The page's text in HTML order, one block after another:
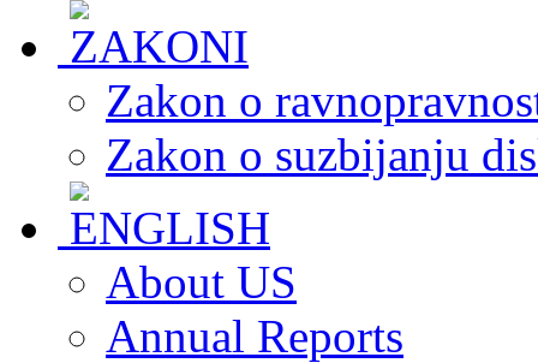
Zakon o
Zakon o suzbijanju
About US
Annual Reports